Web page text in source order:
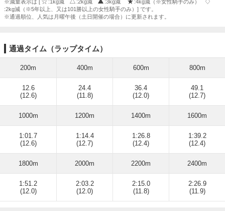
※減量表示は [ :1kg減 :2kg減 :3kg減
:4kg減（※女性騎手のみ）
:2kg減（※5年以上、又は101勝以上の女性騎手のみ）] です。
※通過順位、人気は月曜午後（土日開催の場合）に更新されます。
通過タイム（ラップタイム）
200m 400m 600m 800m
12.6
(12.6)
24.4
(11.8)
36.4
(12.0)
49.1
(12.7)
1000m 1200m 1400m 1600m
1:01.7
(12.6)
1:14.4
(12.7)
1:26.8
(12.4)
1:39.2
(12.4)
1800m 2000m 2200m 2400m
1:51.2
(12.0)
2:03.2
(12.0)
2:15.0
(11.8)
2:26.9
(11.9)